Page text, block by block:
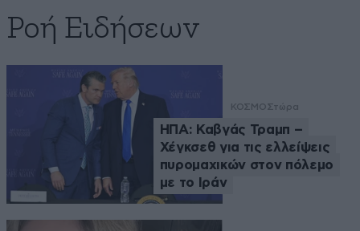
Ροή Ειδήσεων
ΚΟΣΜΟΣτώρα
ΗΠΑ: Καβγάς Τραμπ –
Χέγκσεθ για τις ελλείψεις
πυρομαχικών στον πόλεμο
με το Ιράν